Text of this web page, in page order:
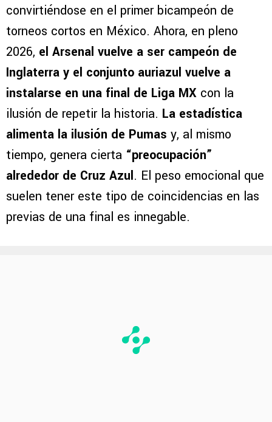
convirtiéndose en el primer bicampeón de
torneos cortos en México. Ahora, en pleno
2026, el Arsenal vuelve a ser campeón de
Inglaterra y el conjunto auriazul vuelve a
instalarse en una final de Liga MX con la
ilusión de repetir la historia. La estadística
alimenta la ilusión de Pumas y, al mismo
tiempo, genera cierta “preocupación”
alrededor de Cruz Azul. El peso emocional que
suelen tener este tipo de coincidencias en las
previas de una final es innegable.